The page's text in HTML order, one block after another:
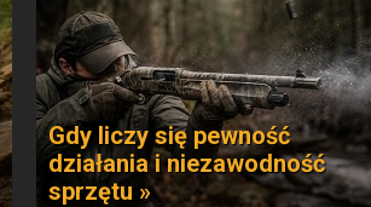
Gdy liczy się pewność
działania i niezawodność
sprzętu »